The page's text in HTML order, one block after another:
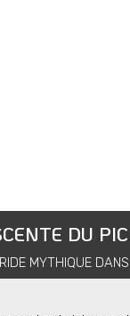
UIAGM,
DU
MYTHIQUE